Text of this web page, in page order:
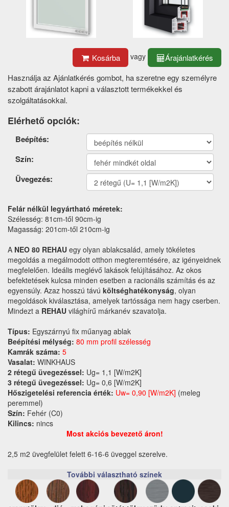
Kosárba vagy
Árajánlatkérés
Használja az Ajánlatkérés gombot, ha szeretne egy személyre
szabott árajánlatot kapni a választott termékekkel és
szolgáltatásokkal.
Elérhető opciók:
Termék
opciók
Beépítés:
Szín:
Üvegezés:
Felár nélkül legyártható méretek:
Szélesség: 81cm-től 90cm-ig
Magasság: 201cm-től 210cm-ig
A NEO 80 REHAU egy olyan ablakcsalád, amely tökéletes
megoldás a megálmodott otthon megteremtésére, az igényeidnek
megfelelően. Ideális meglévő lakások felújításához. Az okos
befektetések kulcsa minden esetben a racionális számítás és az
egyensúly. Azaz hosszú távú költséghatékonyság, olyan
megoldások kiválasztása, amelyek tartóssága nem hagy cserben.
Mindezt a REHAU világhírű márkanév szavatolja.
Típus: Egyszárnyú fix műanyag ablak
Beépítési mélység: 80 mm profil szélesség
Kamrák száma: 5
Vasalat: WINKHAUS
2 rétegű üvegezéssel: Ug= 1,1 [W/m2K]
3 rétegű üvegezéssel: Ug= 0,6 [W/m2K]
Hőszigetelési referencia érték: Uw= 0,90 [W/m2K] (meleg
peremmel)
Szín: Fehér (C0)
Kilincs: nincs
Most akciós bevezető áron!
2,5 m2 üvegfelület felett 6-16-6 üveggel szerelve.
További választható színek